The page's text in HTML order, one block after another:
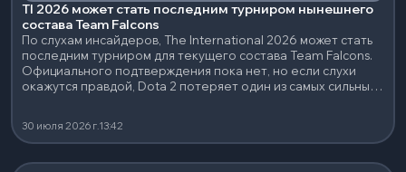
TI 2026 может стать последним турниром нынешнего
состава Team Falcons
По слухам инсайдеров, The International 2026 может стать
последним турниром для текущего состава Team Falcons.
Официального подтверждения пока нет, но если слухи
окажутся правдой, Dota 2 потеряет один из самых сильных
30 июля 2026 г.13:42